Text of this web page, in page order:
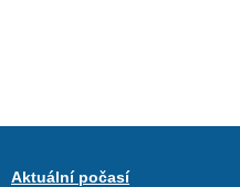
Aktuální počasí